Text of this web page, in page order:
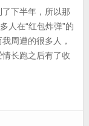
下半年，所以那
人在“红包炸弹”的
周遭的很多人，
长跑之后有了收